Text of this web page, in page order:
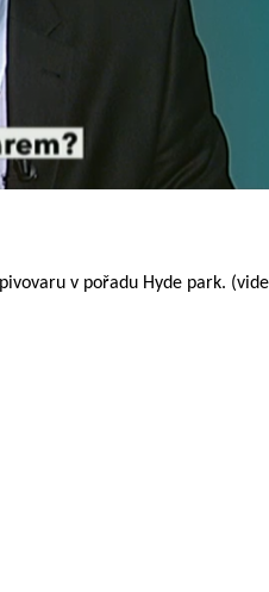
v pořadu Hyde park.